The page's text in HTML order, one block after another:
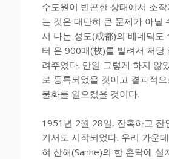
수도원이 빈곤한 상태에서 소
는 것은 대단히 큰 문제가 아닐
서 나는 성도(成都)의 베네딕도
터 은 900매(枚)를 빌려서 저당
려주었다. 만일 그렇게 하지 않
로 등록되었을 것이고 결과적
불화를 일으켰을 것이다.
1951년 2월 28일, 잔혹하고 잔
기서도 시작되었다. 우리 가운
혀 산해(Sanhe)의 한 촌락에 설